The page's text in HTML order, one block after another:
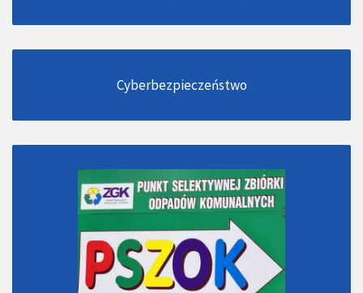
Cyberbezpieczeństwo